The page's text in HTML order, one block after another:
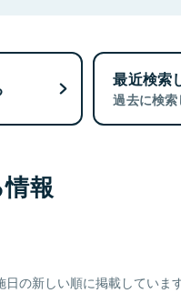
最近検索
過去に検索
報
の新しい順に掲載しています